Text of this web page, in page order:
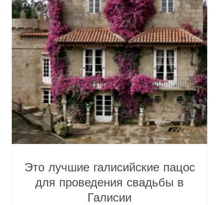
Это лучшие галисийские пацос
для проведения свадьбы в
Галисии